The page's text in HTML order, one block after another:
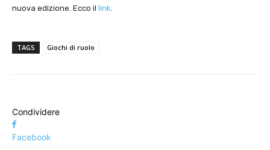
nuova edizione. Ecco il link.
TAGS Giochi di ruolo
Condividere
Facebook